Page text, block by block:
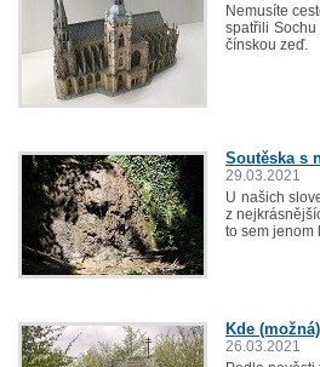
Nemusíte
spatřili Sochu
čínskou zeď.
Soutěska s
29.03.2021
U našich
z
to sem jenom
Kde
26.03.2021